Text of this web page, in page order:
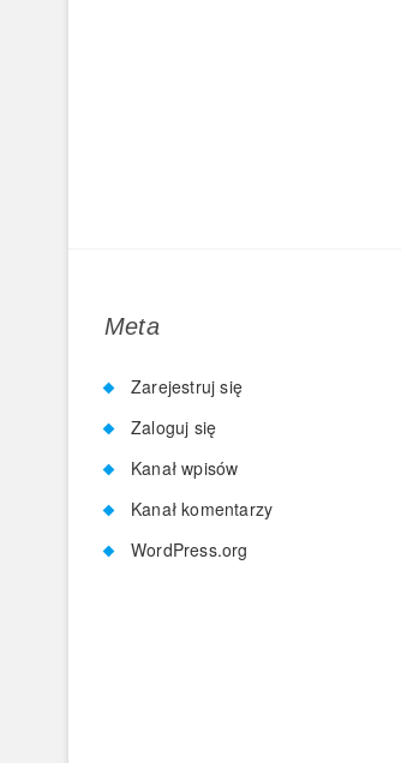
Meta
Zarejestruj się
Zaloguj się
Kanał wpisów
Kanał komentarzy
WordPress.org